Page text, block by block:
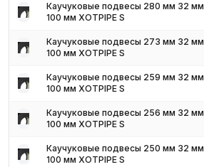
Каучуковые подвесы 280 мм 32 мм
100 мм XOTPIPE S
Каучуковые подвесы 273 мм 32 мм
100 мм XOTPIPE S
Каучуковые подвесы 259 мм 32 мм
100 мм XOTPIPE S
Каучуковые подвесы 256 мм 32 мм
100 мм XOTPIPE S
Каучуковые подвесы 250 мм 32 мм
100 мм XOTPIPE S